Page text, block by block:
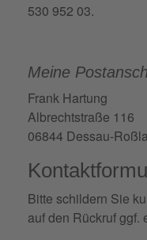
530 952 03.
Meine
Frank Hartung
Albrechtstraße 116
06844 Dessau-
Bitte schildern Sie
auf den Rückruf ggf.